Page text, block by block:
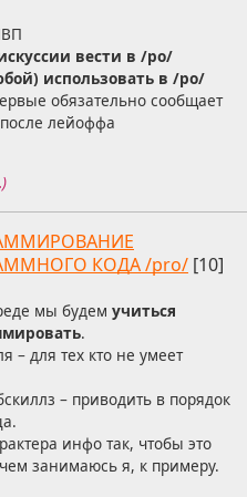
вести в /po/
использовать в /po/
обязательно сообщает
лейоффа
КОДА /pro/ [10]
мы будем учиться
.
– для тех кто не умеет
– приводить в порядок
инфо так, чтобы это
занимаюсь я, к примеру.